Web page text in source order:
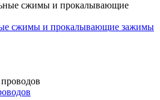
сжимы и прокалывающие зажимы